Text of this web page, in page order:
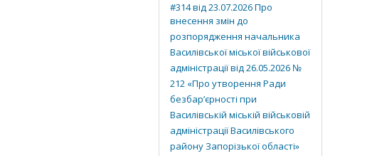
#314 від 23.07.2026 Про
внесення змін до
розпорядження начальника
Василівської міської військової
адміністрації від 26.05.2026 №
212 «Про утворення Ради
безбар’єрності при
Василівській міській військовій
адміністрації Василівського
району Запорізької області»